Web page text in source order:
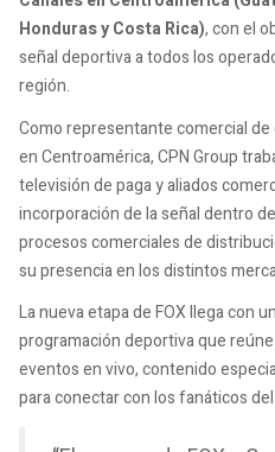
Honduras y Costa Rica), con el
señal deportiva a todos los
región.
Como representante comercial
en Centroamérica, CPN Group
televisión de paga y aliados
incorporación de la señal dentro
procesos comerciales de
su presencia en los distintos
La nueva etapa de FOX llega con
programación deportiva que
eventos en vivo, contenido
para conectar con los fanáticos